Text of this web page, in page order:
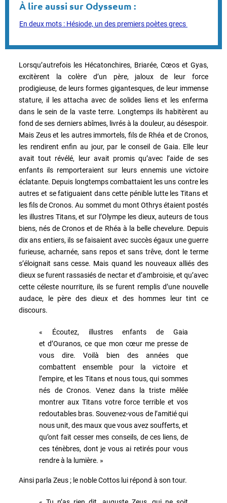
À lire aussi sur Odysseum :
En deux mots : Hésiode, un des premiers poètes grecs
Lorsqu’autrefois les Hécatonchires, Briarée, Cœos et Gyas,
excitèrent la colère d’un père, jaloux de leur force
prodigieuse, de leurs formes gigantesques, de leur immense
stature, il les attacha avec de solides liens et les enferma
dans le sein de la vaste terre. Longtemps ils habitèrent au
fond de ses derniers abîmes, livrés à la douleur, au désespoir.
Mais Zeus et les autres immortels, fils de Rhéa et de Cronos,
les rendirent enfin au jour, par le conseil de Gaia. Elle leur
avait tout révélé, leur avait promis qu’avec l’aide de ses
enfants ils remporteraient sur leurs ennemis une victoire
éclatante. Depuis longtemps combattaient les uns contre les
autres et se fatiguaient dans cette pénible lutte les Titans et
les fils de Cronos. Au sommet du mont Othrys étaient postés
les illustres Titans, et sur l’Olympe les dieux, auteurs de tous
biens, nés de Cronos et de Rhéa à la belle chevelure. Depuis
dix ans entiers, ils se faisaient avec succès égaux une guerre
furieuse, acharnée, sans repos et sans trêve, dont le terme
s’éloignait sans cesse. Mais quand les nouveaux alliés des
dieux se furent rassasiés de nectar et d’ambroisie, et qu’avec
cette céleste nourriture, ils se furent remplis d’une nouvelle
audace, le père des dieux et des hommes leur tint ce
discours.
« Écoutez, illustres enfants de Gaia
et d’Ouranos, ce que mon cœur me presse de
vous dire. Voilà bien des années que
combattent ensemble pour la victoire et
l’empire, et les Titans et nous tous, qui sommes
nés de Cronos. Venez dans la triste mêlée
montrer aux Titans votre force terrible et vos
redoutables bras. Souvenez-vous de l’amitié qui
nous unit, des maux que vous avez soufferts, et
qu’ont fait cesser mes conseils, de ces liens, de
ces ténèbres, dont je vous ai retirés pour vous
rendre à la lumière. »
Ainsi parla Zeus ; le noble Cottos lui répond à son tour.